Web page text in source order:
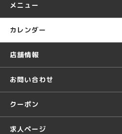
メニュー
カレンダー
店舗情報
お問い合わせ
クーポン
求人ページ